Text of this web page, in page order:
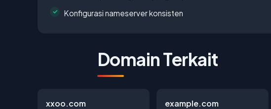
Konfigurasi nameserver konsisten
Domain Terkait
xxoo.com example.com